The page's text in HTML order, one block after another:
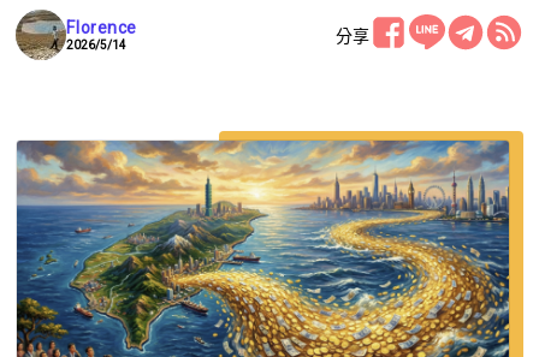
Florence
2026/5/14 分享